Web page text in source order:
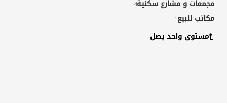
مجمعات و مشارع سكنية4
مكاتب للبيع1
مستوى واحد يصل